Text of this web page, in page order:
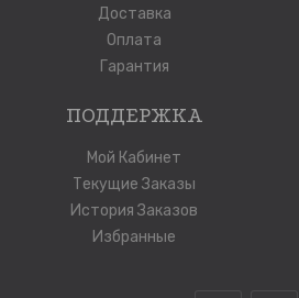
Доставка
Оплата
Гарантия
ПОДДЕРЖКА
Мой Кабинет
Текущие Заказы
История Заказов
Избранные